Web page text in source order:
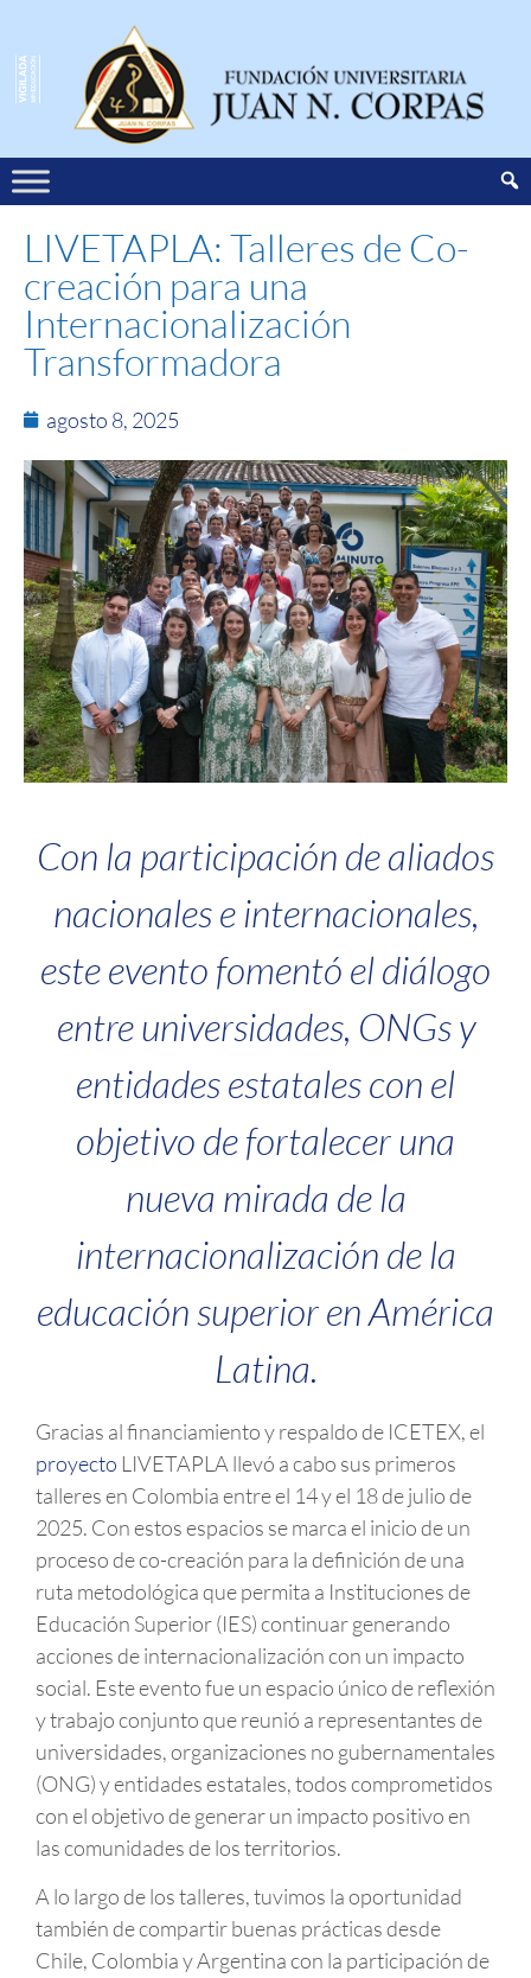
LIVETAPLA: Talleres de Co-
creación para una
Internacionalización
Transformadora
agosto 8, 2025
Con la participación de aliados
nacionales e internacionales,
este evento fomentó el diálogo
entre universidades, ONGs y
entidades estatales con el
objetivo de fortalecer una
nueva mirada de la
internacionalización de la
educación superior en América
Latina.
Gracias al financiamiento y respaldo de ICETEX, el
proyecto LIVETAPLA llevó a cabo sus primeros
talleres en Colombia entre el 14 y el 18 de julio de
2025. Con estos espacios se marca el inicio de un
proceso de co-creación para la definición de una
ruta metodológica que permita a Instituciones de
Educación Superior (IES) continuar generando
acciones de internacionalización con un impacto
social. Este evento fue un espacio único de reflexión
y trabajo conjunto que reunió a representantes de
universidades, organizaciones no gubernamentales
(ONG) y entidades estatales, todos comprometidos
con el objetivo de generar un impacto positivo en
las comunidades de los territorios.
A lo largo de los talleres, tuvimos la oportunidad
también de compartir buenas prácticas desde
Chile, Colombia y Argentina con la participación de